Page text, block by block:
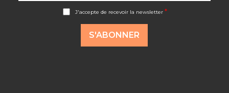
J'accepte de recevoir la newsletter*
S'ABONNER